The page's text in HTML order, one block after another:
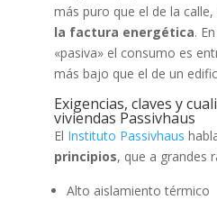
más puro que el de la calle,
la factura energética.
«pasiva» el consumo es
más bajo que el de un
Exigencias, claves y
viviendas Passivhaus
El Instituto Passivhaus
principios, que a grandes
Alto aislamiento térmico